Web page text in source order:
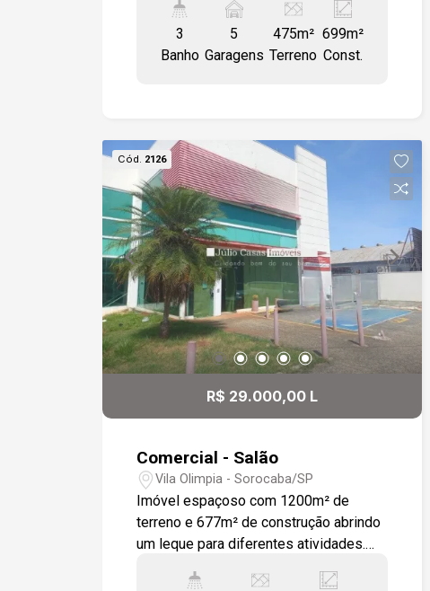
conta com: -Salão amplo no térreo -
Salão no piso superior com a mesma
dimensão do térreo -Pé-direito de 4
amplos e versáteis -Excelente
visibilidade -Imóvel de frente para a
Rodovia Raposo Tavares -Rua com
grande fluxo de veículos Localização: -
De frente para a Rodovia Raposo
Tavares -A 5 minutos do Shopping
Iguatemi Esplanada
3
Banho
5
Garagens
475m²
Terreno
699m²
Const.
Cód. 2126
R$ 29.000,00 L
Comercial - Salão
Vila Olimpia - Sorocaba/SP
Imóvel espaçoso com 1200m² de
terreno e 677m² de construção abrindo
um leque para diferentes atividades.
térreo tem um salão principal com uma